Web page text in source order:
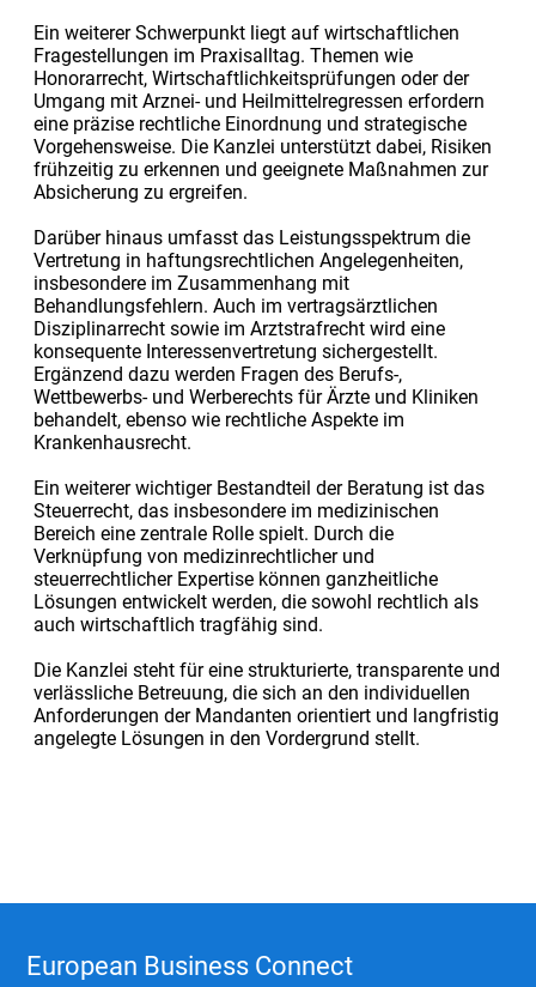
Ein weiterer Schwerpunkt liegt auf wirtschaftlichen
Fragestellungen im Praxisalltag. Themen wie
Honorarrecht, Wirtschaftlichkeitsprüfungen oder der
Umgang mit Arznei- und Heilmittelregressen erfordern
eine präzise rechtliche Einordnung und strategische
Vorgehensweise. Die Kanzlei unterstützt dabei, Risiken
frühzeitig zu erkennen und geeignete Maßnahmen zur
Absicherung zu ergreifen.
Darüber hinaus umfasst das Leistungsspektrum die
Vertretung in haftungsrechtlichen Angelegenheiten,
insbesondere im Zusammenhang mit
Behandlungsfehlern. Auch im vertragsärztlichen
Disziplinarrecht sowie im Arztstrafrecht wird eine
konsequente Interessenvertretung sichergestellt.
Ergänzend dazu werden Fragen des Berufs-,
Wettbewerbs- und Werberechts für Ärzte und Kliniken
behandelt, ebenso wie rechtliche Aspekte im
Krankenhausrecht.
Ein weiterer wichtiger Bestandteil der Beratung ist das
Steuerrecht, das insbesondere im medizinischen
Bereich eine zentrale Rolle spielt. Durch die
Verknüpfung von medizinrechtlicher und
steuerrechtlicher Expertise können ganzheitliche
Lösungen entwickelt werden, die sowohl rechtlich als
auch wirtschaftlich tragfähig sind.
Die Kanzlei steht für eine strukturierte, transparente und
verlässliche Betreuung, die sich an den individuellen
Anforderungen der Mandanten orientiert und langfristig
angelegte Lösungen in den Vordergrund stellt.
European Business Connect